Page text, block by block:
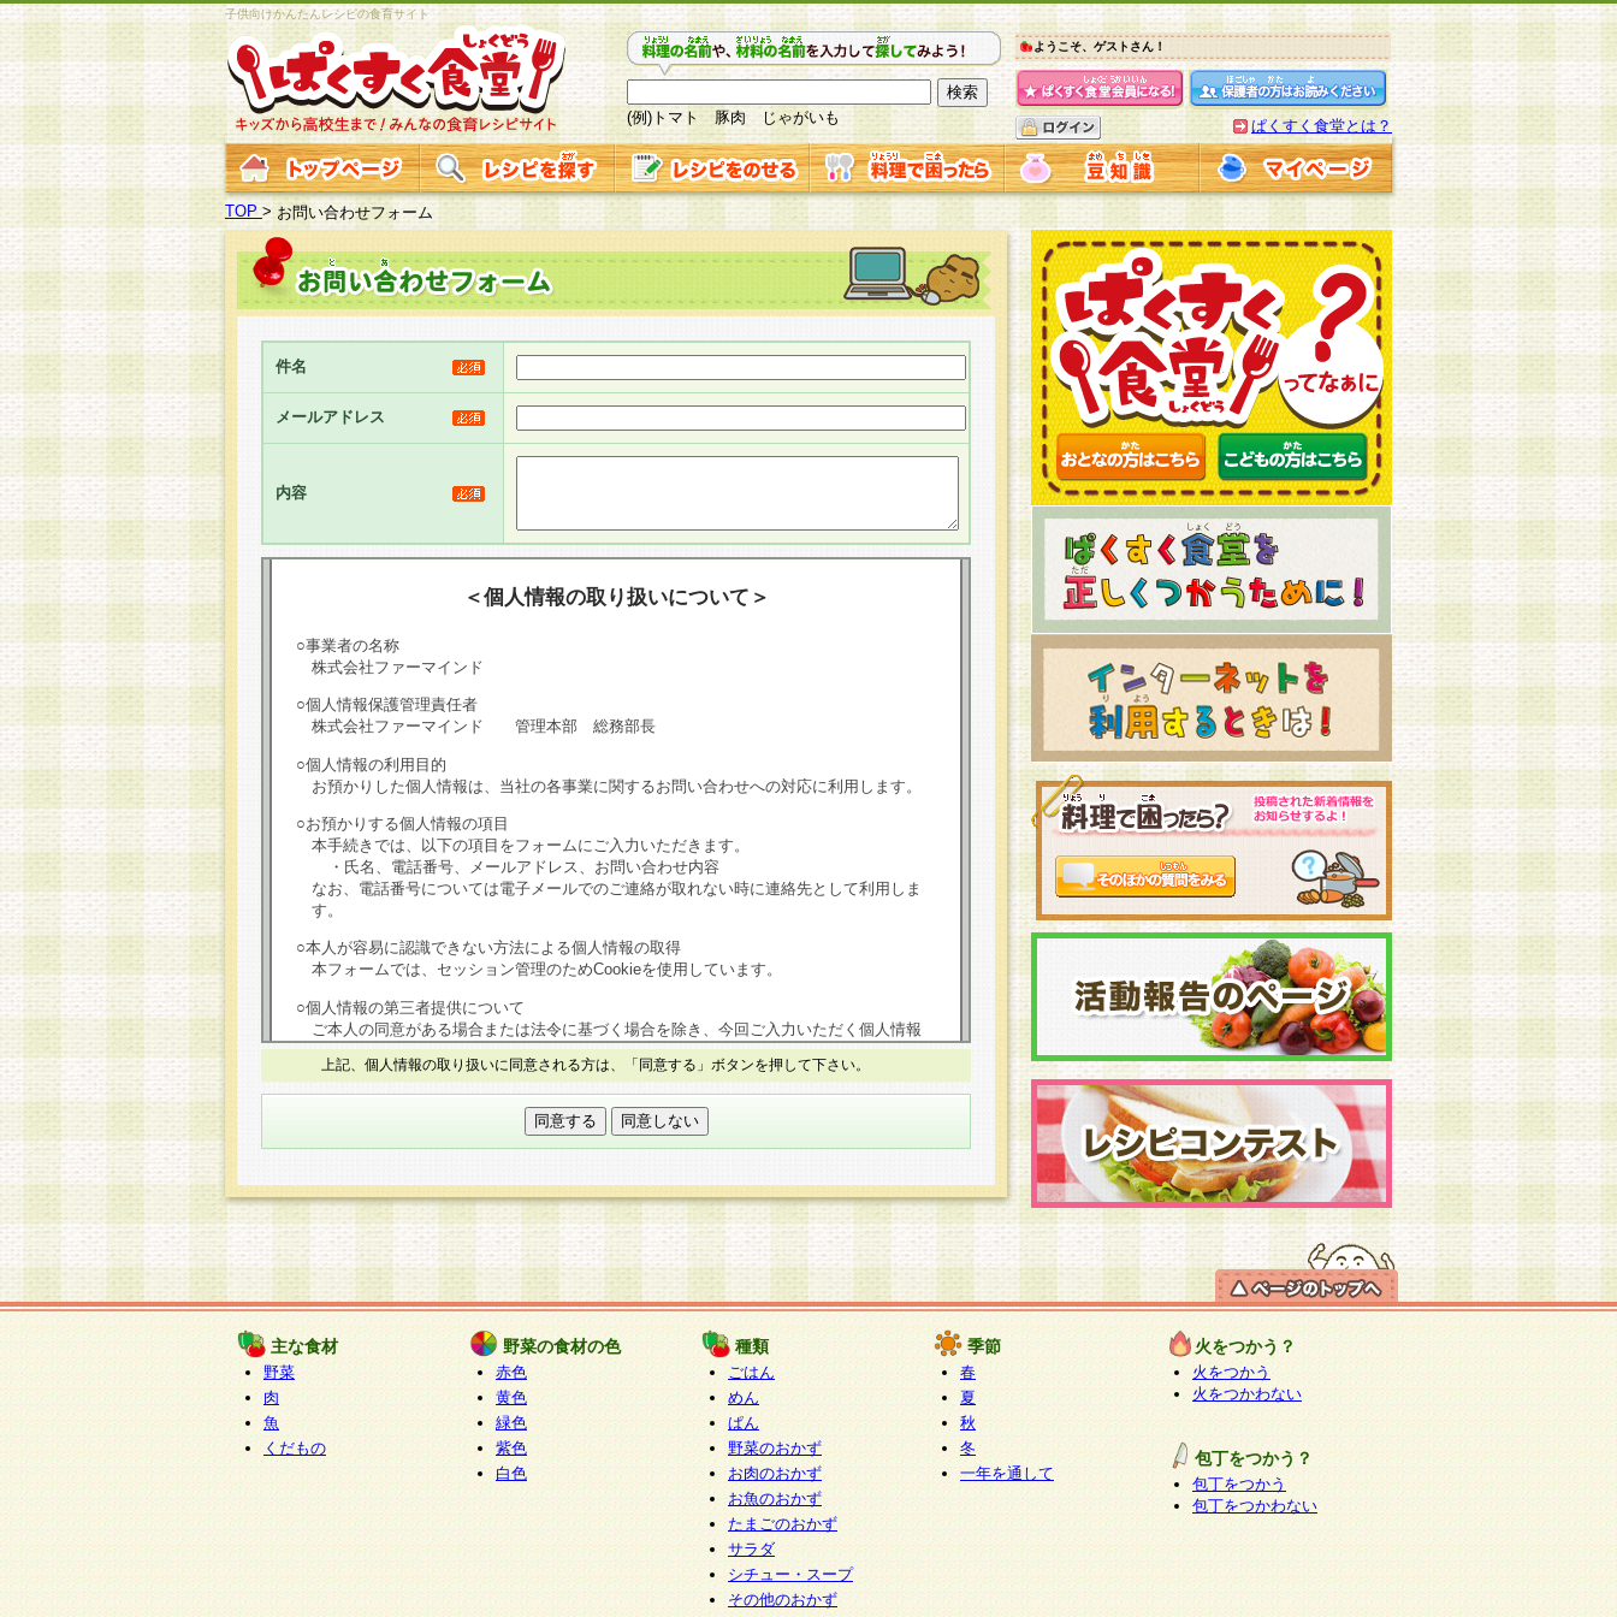
子供向けかんたんレシピの食育サイト
(例)トマト 豚肉 じゃがいも
ようこそ、ゲストさん！
ぱくすく食堂とは？
TOP >お問い合わせフォーム
件名
メールアドレス
内容
＜個人情報の取り扱いについて＞
○事業者の名称
株式会社ファーマインド
○個人情報保護管理責任者
株式会社ファーマインド 管理本部 総務部長
○個人情報の利用目的
お預かりした個人情報は、当社の各事業に関するお問い合わせへの対応に利用します。
○お預かりする個人情報の項目
本手続きでは、以下の項目をフォームにご入力いただきます。
・氏名、電話番号、メールアドレス、お問い合わせ内容
なお、電話番号については電子メールでのご連絡が取れない時に連絡先として利用しま
す。
○本人が容易に認識できない方法による個人情報の取得
本フォームでは、セッション管理のためCookieを使用しています。
○個人情報の第三者提供について
ご本人の同意がある場合または法令に基づく場合を除き、今回ご入力いただく個人情報
は第三者に提供しません。
個人情報の取り扱いを外部に委託する場合は、当社が規定する個人情報管理基準を満た
す企業を選定して委託を行い、適切な取り扱いが行われるよう監督します。
本人からの求めにより、当社が本件により取得した開示対象個人情報の利用目的の通
知・開示・内容の訂正・追加または削除・利用の停止・消去及び第三者への提供の禁止
（以下、総称して「開示等」といいます。）に応じます。
開示等に応じる窓口は以下になります。
ぱくすく食堂個人情報お客様相談窓口
paku-info@pakusuku.com
個人情報を与えることは任意ですが、個人情報の取扱いについて同意をいただけない場
合には、当社のサービスの提供、お客様からのお問い合わせ・ご相談への対応ができな
い場合がございますのでご了承ください。
上記、個人情報の取り扱いに同意される方は、「同意する」ボタンを押して下さい。
主な食材
野菜
肉
魚
くだもの
野菜の食材の色
赤色
黄色
緑色
紫色
白色
種類
ごはん
めん
ぱん
野菜のおかず
お肉のおかず
お魚のおかず
たまごのおかず
サラダ
シチュー・スープ
その他のおかず
季節
春
夏
秋
冬
一年を通して
火をつかう？
火をつかう
火をつかわない
包丁をつかう？
包丁をつかう
包丁をつかわない